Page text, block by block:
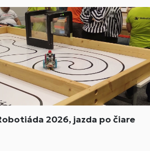
2026, jazda po čiare